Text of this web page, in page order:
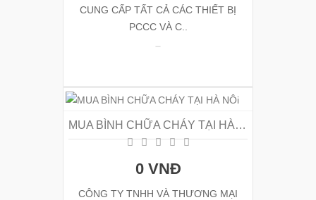
CUNG CẤP TẤT CẢ CÁC THIẾT BỊ
PCCC VÀ C..
MUA BÌNH CHỮA CHÁY TẠI HÀ NÔi
0 VNĐ
CÔNG TY TNHH VÀ THƯƠNG MẠI